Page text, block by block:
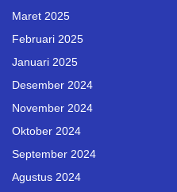
Maret 2025
Februari 2025
Januari 2025
Desember 2024
November 2024
Oktober 2024
September 2024
Agustus 2024